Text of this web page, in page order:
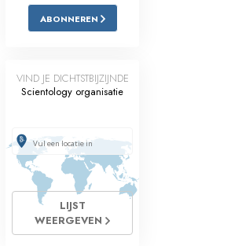
voor het Drugsprobleem
bij het Dagelijks Werk
Condities
van Onderdrukking
van Organiseren
ABONNEREN
VIND JE DICHTSTBIJZIJNDE
Scientology organisatie
LIJST
WEERGEVEN